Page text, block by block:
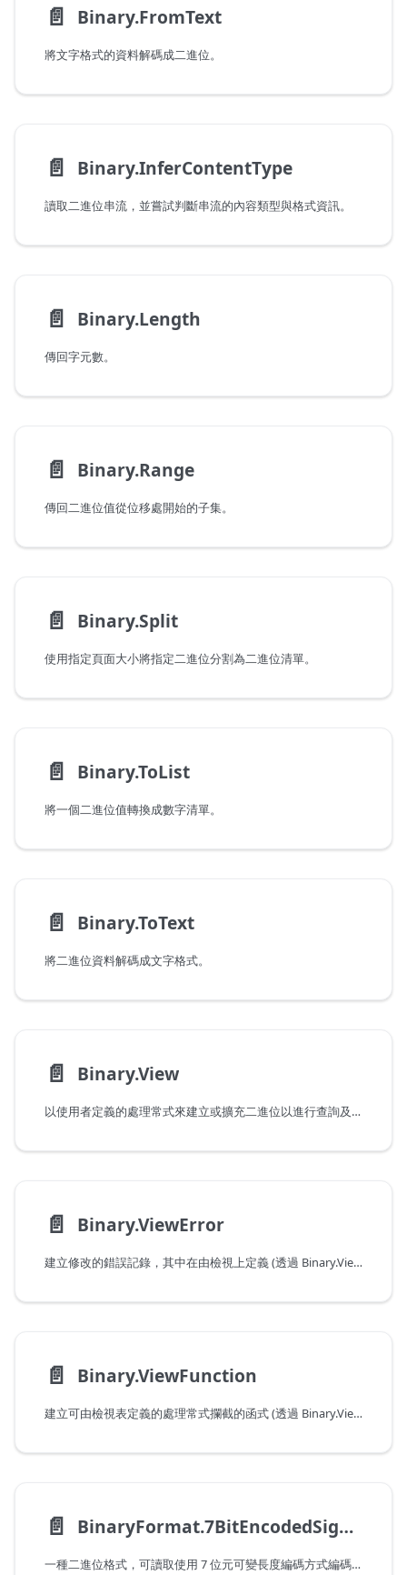
📄️ Binary.FromText
將文字格式的資料解碼成二進位。
📄️ Binary.InferContentType
讀取二進位串流，並嘗試判斷串流的內容類型與格式資訊。
📄️ Binary.Length
傳回字元數。
📄️ Binary.Range
傳回二進位值從位移處開始的子集。
📄️ Binary.Split
使用指定頁面大小將指定二進位分割為二進位清單。
📄️ Binary.ToList
將一個二進位值轉換成數字清單。
📄️ Binary.ToText
將二進位資料解碼成文字格式。
📄️ Binary.View
以使用者定義的處理常式來建立或擴充二進位以進行查詢及動作作業。
📄️ Binary.ViewError
建立修改的錯誤記錄，其中在由檢視上定義 (透過 Binary.View) 的處理常式引發時，不會觸發後援。
📄️ Binary.ViewFunction
建立可由檢視表定義的處理常式攔截的函式 (透過 Binary.View)。
📄️ BinaryFormat.7BitEncodedSignedInteger
一種二進位格式，可讀取使用 7 位元可變長度編碼方式編碼的 64 位元帶正負號的整數。